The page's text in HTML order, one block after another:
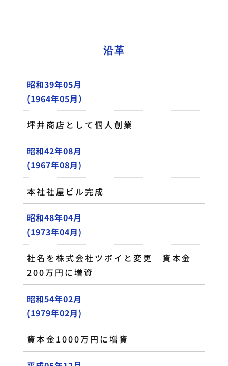
沿革
昭和39年05月
(1964年05月）
坪井商店として個人創業
昭和42年08月
(1967年08月)
本社社屋ビル完成
昭和48年04月
(1973年04月)
社名を株式会社ツボイと変更 資本金
200万円に増資
昭和54年02月
(1979年02月)
資本金1000万円に増資